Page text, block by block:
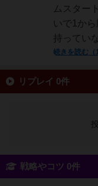
ムスター
いで1か
持ってい
続きを読む（
リプレイ 0件
戦略やコツ 0件